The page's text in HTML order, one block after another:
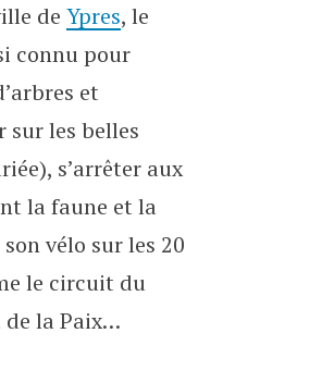
de Ypres, le
connu pour
et
sur les belles
s’arrêter aux
la faune et la
vélo sur les 20
le circuit du
la Paix…